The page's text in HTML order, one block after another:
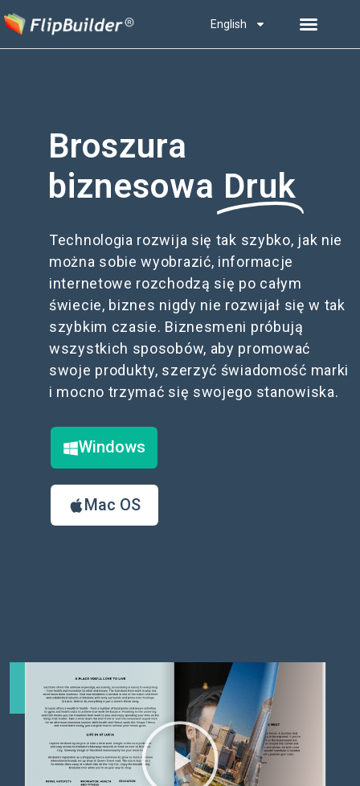
English
Broszura
biznesowa Druk
Technologia rozwija się tak szybko, jak nie
można sobie wyobrazić, informacje
internetowe rozchodzą się po całym
świecie, biznes nigdy nie rozwijał się w tak
szybkim czasie. Biznesmeni próbują
wszystkich sposobów, aby promować
swoje produkty, szerzyć świadomość marki
i mocno trzymać się swojego stanowiska.
Windows
Mac OS